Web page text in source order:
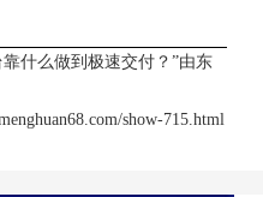
什么做到极速交付？”由东
show-715.html